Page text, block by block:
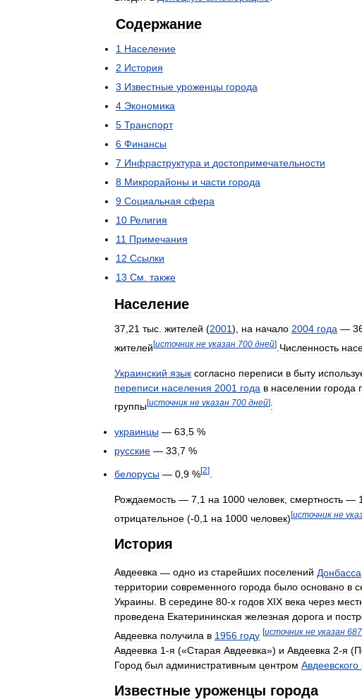
Содержание
1 Население
2 История
3 Известные уроженцы города
4 Экономика
5 Транспорт
6 Финансы
7 Инфраструктура и достопримечательности
8 Микрорайоны и части города
9 Социальная сфера
10 Религия
11 Примечания
12 Ссылки
13 См также
Население
37 21 тыс жителей (2001), на начало 2004 года —
жителей[источник не указан 700 дней] Численность
Украинский язык согласно переписи в быту
переписи населения 2001 года в населении города
группы[источник не указан 700 дней]:
украинцы — 63,5 %
русские — 33,7 %
белорусы — 0 9 %[2]
Рождаемость — 7 1 на 1000 человек смертность —
отрицательное (-0 1 на 1000 человек)[источник не
История
Авдеевка — одно из старейших поселений Донбасса
территории современного города было основано в
Украины. В середине 80-х годов XIX века через
проведена Екатерининская железная дорога и
Авдеевка получила в 1956 году [источник не указан 687
Авдеевка 1-я («Старая Авдеевка») и Авдеевка 2-я (
Город был административным центром Авдеевского
Известные уроженцы города